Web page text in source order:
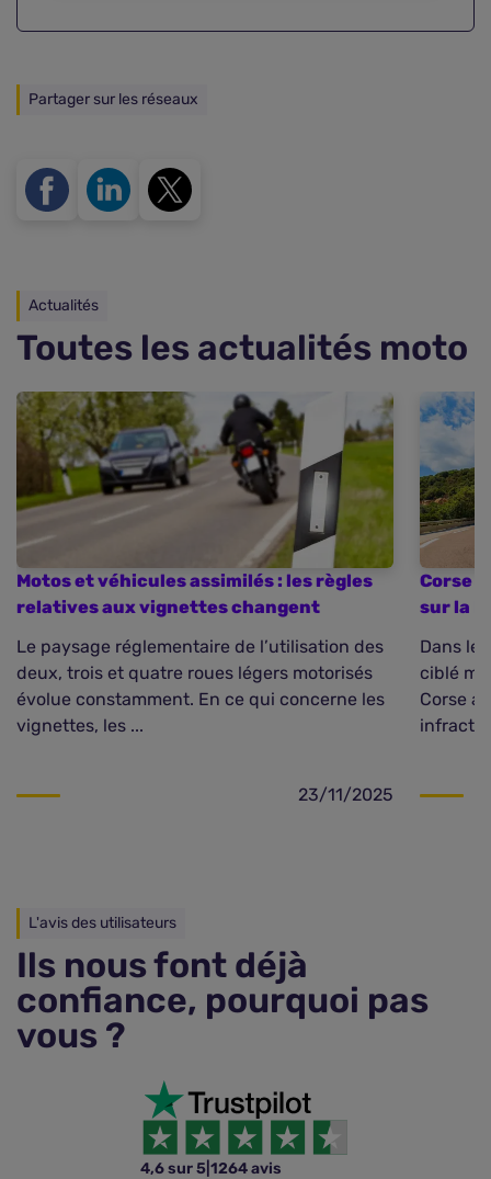
Partager sur les réseaux
Actualités
Toutes les actualités moto
Motos et véhicules assimilés : les règles
relatives aux vignettes changent
Le paysage réglementaire de l’utilisation des
deux, trois et quatre roues légers motorisés
évolue constamment. En ce qui concerne les
vignettes, les ...
23/11/2025
Corse :
sur la
Dans le
ciblé
Corse
L'avis des utilisateurs
Ils nous font déjà
confiance, pourquoi pas
vous ?
4,6 sur 5 1264 avis